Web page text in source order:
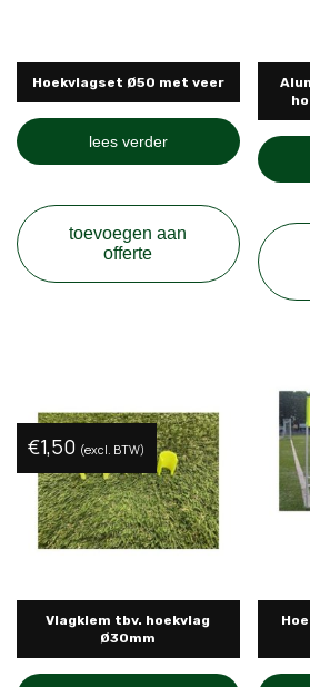
Hoekvlagset Ø50 met veer
lees verder
toevoegen aan
offerte
Vlagklem tbv. hoekvlag
Ø30mm
€1,50 (excl. BTW)